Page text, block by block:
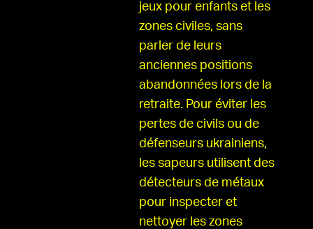
jeux pour enfants et les
zones civiles, sans
parler de leurs
anciennes positions
abandonnées lors de la
retraite. Pour éviter les
pertes de civils ou de
défenseurs ukrainiens,
les sapeurs utilisent des
détecteurs de métaux
pour inspecter et
nettoyer les zones